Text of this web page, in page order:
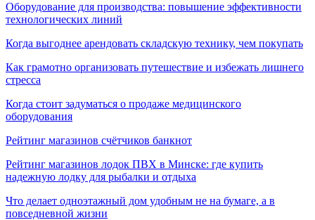
Оборудование для производства: повышение эффективности
технологических линий
Когда выгоднее арендовать складскую технику, чем покупать
Как грамотно организовать путешествие и избежать лишнего
стресса
Когда стоит задуматься о продаже медицинского
оборудования
Рейтинг магазинов счётчиков банкнот
Рейтинг магазинов лодок ПВХ в Минске: где купить
надежную лодку для рыбалки и отдыха
Что делает одноэтажный дом удобным не на бумаге, а в
повседневной жизни